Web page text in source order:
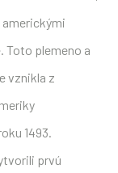
americkými
Toto plemeno a
vznikla z
1493.
prvú